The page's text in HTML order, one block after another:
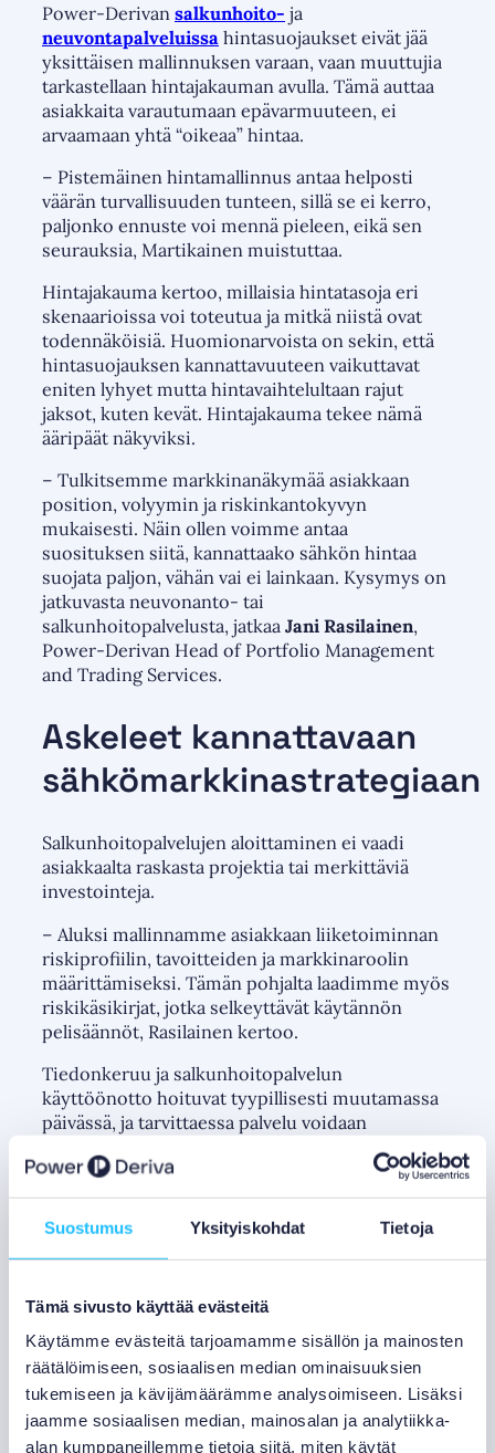
Suostumus Yksityiskohdat Tietoja
Tämä sivusto käyttää evästeitä
Käytämme evästeitä tarjoamamme sisällön ja mainosten
räätälöimiseen, sosiaalisen median ominaisuuksien
tukemiseen ja kävijämäärämme analysoimiseen. Lisäksi
jaamme sosiaalisen median, mainosalan ja analytiikka-
alan kumppaneillemme tietoja siitä, miten käytät
Power-Derivan salkunhoito- ja
neuvontapalveluissa hintasuojaukset eivät jää
yksittäisen mallinnuksen varaan, vaan muuttujia
tarkastellaan hintajakauman avulla. Tämä auttaa
asiakkaita varautumaan epävarmuuteen, ei
arvaamaan yhtä “oikeaa” hintaa.
– Pistemäinen hintamallinnus antaa helposti
väärän turvallisuuden tunteen, sillä se ei kerro,
paljonko ennuste voi mennä pieleen, eikä sen
seurauksia, Martikainen muistuttaa.
Hintajakauma kertoo, millaisia hintatasoja eri
skenaarioissa voi toteutua ja mitkä niistä ovat
todennäköisiä. Huomionarvoista on sekin, että
hintasuojauksen kannattavuuteen vaikuttavat
eniten lyhyet mutta hintavaihtelultaan rajut
jaksot, kuten kevät. Hintajakauma tekee nämä
ääripäät näkyviksi.
– Tulkitsemme markkinanäkymää asiakkaan
position, volyymin ja riskinkantokyvyn
mukaisesti. Näin ollen voimme antaa
suosituksen siitä, kannattaako sähkön hintaa
suojata paljon, vähän vai ei lainkaan. Kysymys on
jatkuvasta neuvonanto- tai
salkunhoitopalvelusta, jatkaa Jani Rasilainen,
Power-Derivan Head of Portfolio Management
and Trading Services.
Askeleet kannattavaan
sähkömarkkinastrategiaan
Salkunhoitopalvelujen aloittaminen ei vaadi
asiakkaalta raskasta projektia tai merkittäviä
investointeja.
– Aluksi mallinnamme asiakkaan liiketoiminnan
riskiprofiilin, tavoitteiden ja markkinaroolin
määrittämiseksi. Tämän pohjalta laadimme myös
riskikäsikirjat, jotka selkeyttävät käytännön
pelisäännöt, Rasilainen kertoo.
Tiedonkeruu ja salkunhoitopalvelun
käyttöönotto hoituvat tyypillisesti muutamassa
päivässä, ja tarvittaessa palvelu voidaan
sähköhallintajärjestelmiin. Palvelu soveltuu
pienille ja keskisuurille energiayhtiöille,
kunnallisille energiayhtiöille,
teollisuusyrityksille, joilla on merkittävä
sähkönkulutus, sekä energiamurroksen
kaikkea tuloksen vaihtelun ja sähkön hintariskien
hallinta kvartaaleittain.
Palvelu toimii kuukausiveloituksella ja perustuu
jatkuvaan seurantaan. Markkinainformaatio
koostuu analyysitiimin raporteista ja EMPS-